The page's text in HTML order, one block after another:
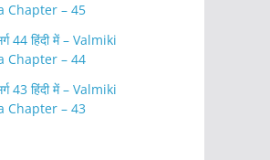
Chapter – 45
44 हिंदी में – Valmiki
Chapter – 44
43 हिंदी में – Valmiki
Chapter – 43